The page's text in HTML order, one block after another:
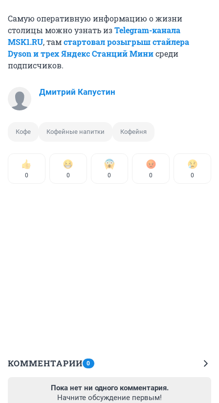
Самую оперативную информацию о жизни
столицы можно узнать изTelegram-канала
MSK1.RU, тамстартовал розыгрыш стайлера
Dyson и трех Яндекс Станций Минисреди
подписчиков.
Дмитрий Капустин
Кофе Кофейные напитки Кофейня
0 0 0 0 0
КОММЕНТАРИИ 0
Пока нет ни одного комментария.
Начните обсуждение первым!